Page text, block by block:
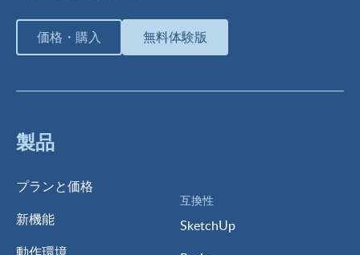
価格・購入 無料体験版
製品
プランと価格
新機能
互換性
SketchUp